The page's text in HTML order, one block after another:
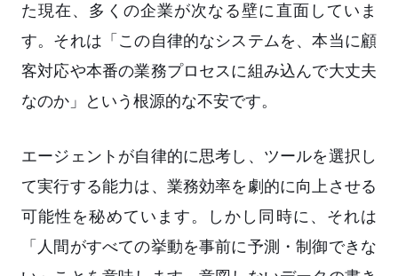
た現在、多くの企業が次なる壁に直面していま
す。それは「この自律的なシステムを、本当に顧
客対応や本番の業務プロセスに組み込んで大丈夫
なのか」という根源的な不安です。
エージェントが自律的に思考し、ツールを選択し
て実行する能力は、業務効率を劇的に向上させる
可能性を秘めています。しかし同時に、それは
「人間がすべての挙動を事前に予測・制御できな